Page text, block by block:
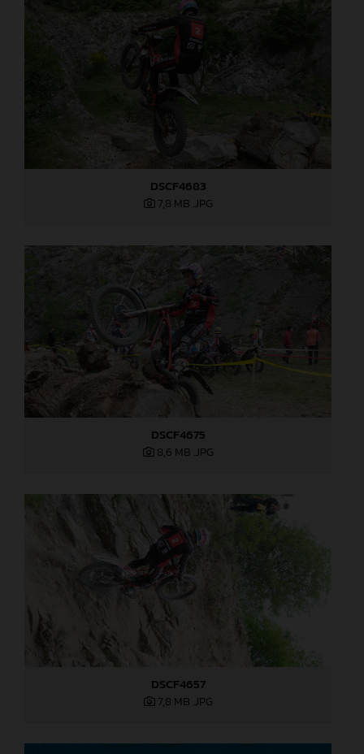
DSCF4683
7,8 MB .JPG
DSCF4675
8,6 MB .JPG
DSCF4657
7,8 MB .JPG